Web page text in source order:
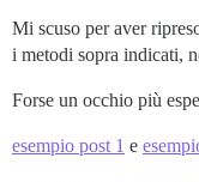
Mi scuso per aver
i metodi sopra indicati,
Forse un occhio più
esempio post 1 e